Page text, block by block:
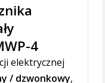
4
elektrycznej
/ dzwonkowy,